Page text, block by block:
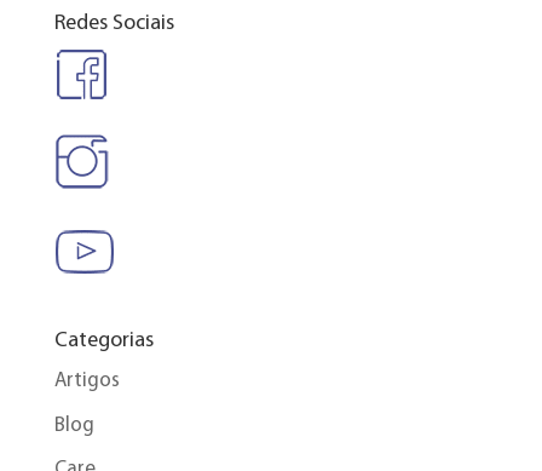
Redes Sociais
Categorias
Artigos
Blog